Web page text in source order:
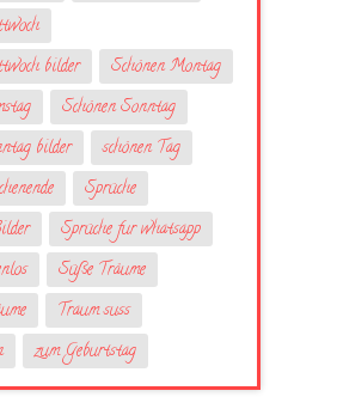
bilder
Schönen Montag
Schönen Sonntag
bilder
schönen Tag
Sprüche
Sprüche fur whatsapp
Süße Träume
Traum suss
zum Geburtstag